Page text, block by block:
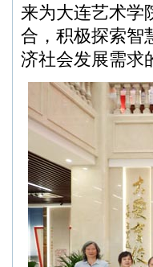
来为大连艺术学
合，积极探索智
济社会发展需求